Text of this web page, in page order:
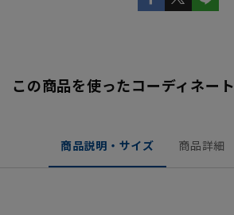
この商品を使ったコーディネート
商品説明・サイズ 商品詳細